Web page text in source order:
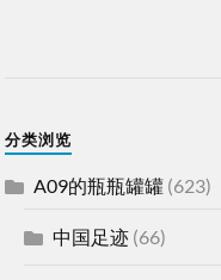
分类浏览
A09的瓶瓶罐罐(623)
中国足迹(66)